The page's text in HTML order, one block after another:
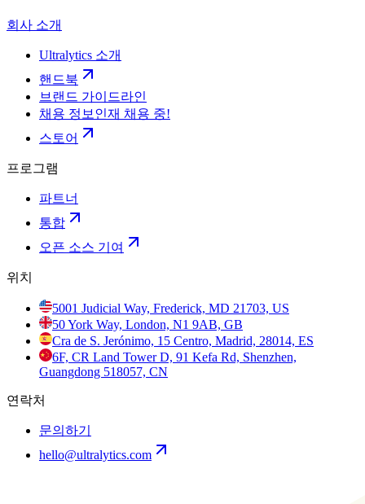
회사 소개
Ultralytics 소개
핸드북
브랜드 가이드라인
채용 정보 인재 채용 중!
스토어
프로그램
파트너
통합
오픈 소스 기여
위치
5001 Judicial Way, Frederick, MD 21703, US
50 York Way, London, N1 9AB, GB
Cra de S. Jerónimo, 15 Centro, Madrid, 28014, ES
6F, CR Land Tower D, 91 Kefa Rd, Shenzhen,
Guangdong 518057, CN
연락처
문의하기
hello@ultralytics.com